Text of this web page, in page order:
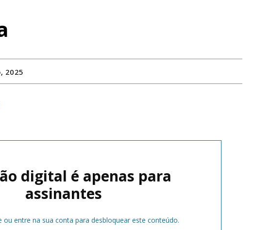
2025
digital é apenas para
assinantes
ou entre na sua conta para desbloquear este conteúdo.